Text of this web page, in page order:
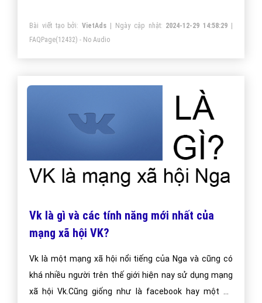
Bài viết tạo bởi:VietAds | Ngày cập nhật: 2024-12-29 14:58:29
FAQPage(12432) - No Audio
Vk là gì và các tính năng mới nhất của
mạng xã hội VK?
Vk là một mạng xã hội nổi tiếng của Nga và cũng có
khá nhiều người trên thế giới hiện nay sử dụng mạng
xã hội Vk.Cũng giống như là facebook hay một số